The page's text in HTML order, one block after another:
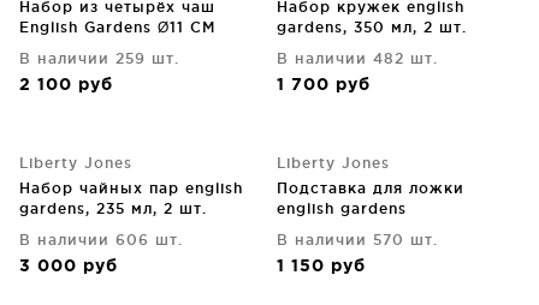
Набор из четырёх чаш
English Gardens Ø11 CM
В наличии 259 шт.
2 100 руб
Набор кружек english
gardens, 350 мл, 2 шт.
В наличии 482 шт.
1 700 руб
Liberty Jones
Набор чайных пар english
gardens, 235 мл, 2 шт.
В наличии 606 шт.
3 000 руб
Liberty Jones
Подставка для ложки
english gardens
В наличии 570 шт.
1 150 руб